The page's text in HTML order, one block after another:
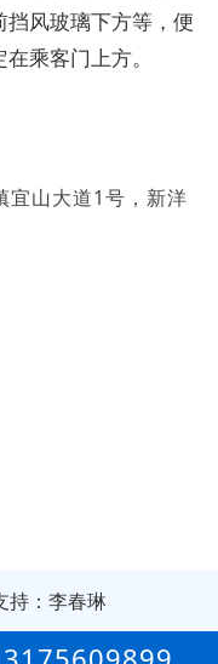
风玻璃下方等，便
乘客门上方。
宜山大道1号，新洋
持：李春琳